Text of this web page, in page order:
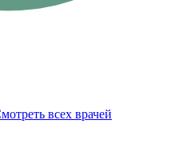
всех врачей